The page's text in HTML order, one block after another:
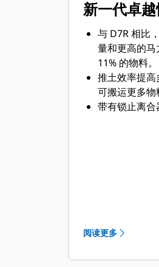
新一代卓
与 D7R 相比
量和更高的
11% 的物料。
推土效率提
可搬运更多物
带有锁止离
改进了负载条
阅读更多